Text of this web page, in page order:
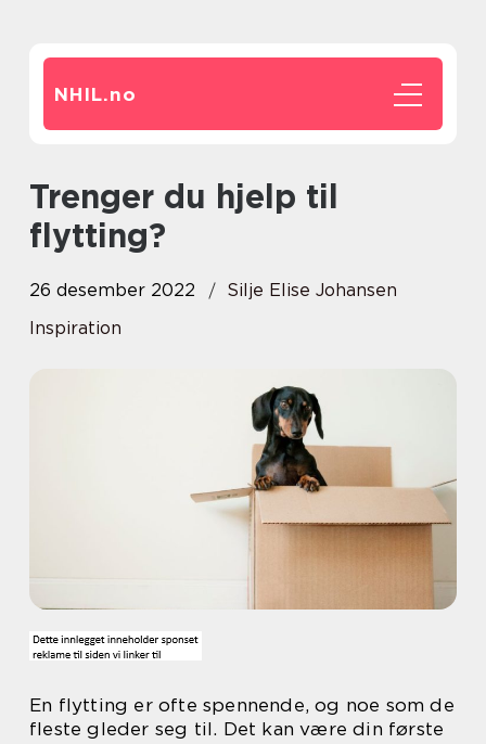
NHIL.no
Trenger du hjelp til
flytting?
26 desember 2022
Silje Elise Johansen
Inspiration
En flytting er ofte spennende, og noe som de
fleste gleder seg til. Det kan være din første